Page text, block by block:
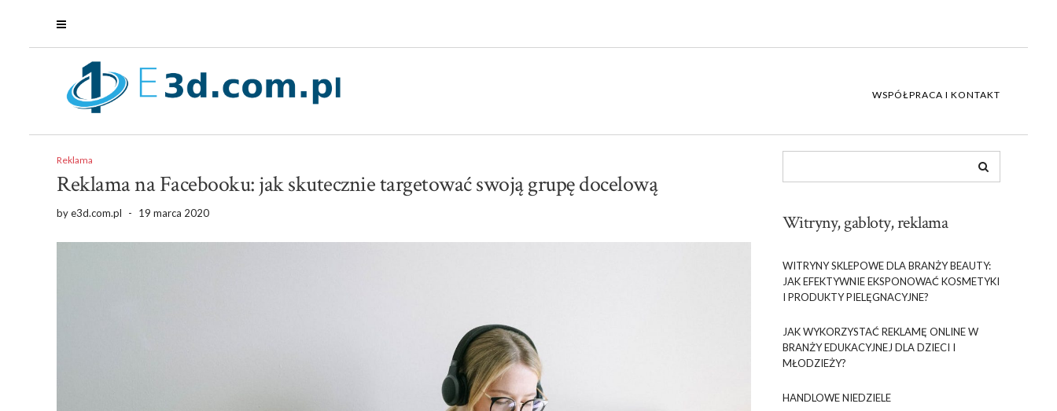
WSPÓŁPRACA I KONTAKT
Reklama
Reklama na Facebooku: jak skutecznie targetować swoją grupę docelową
bye3d.com.pl - 19 marca 2020 Witryny, gabloty, reklama
WITRYNY SKLEPOWE DLA BRANŻY BEAUTY:
JAK EFEKTYWNIE EKSPONOWAĆ KOSMETYKI
I PRODUKTY PIELĘGNACYJNE?
JAK WYKORZYSTAĆ REKLAMĘ ONLINE W
BRANŻY EDUKACYJNEJ DLA DZIECI I
MŁODZIEŻY?
HANDLOWE NIEDZIELE